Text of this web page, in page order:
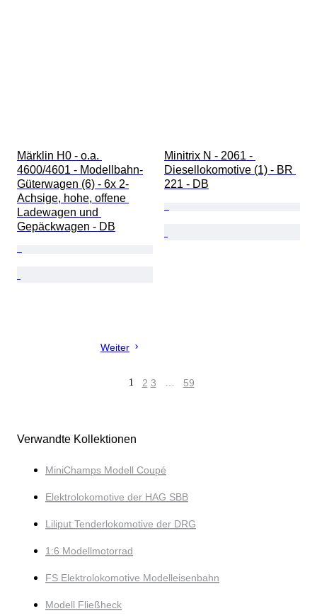
Märklin H0 - o.a.
4600/4601 - Modellbahn-
Güterwagen (6) - 6x 2-
Achsige, hohe, offene
Ladewagen und
Gepäckwagen - DB
Minitrix N - 2061 -
Diesellokomotive (1) - BR
221 - DB
Weiter
1 2 3 … 59
Verwandte Kollektionen
MiniChamps Modell Coupé
Elektrolokomotive der HAG SBB
Liliput Tenderlokomotive der DRG
1:6 Modellmotorrad
FS Elektrolokomotive Modelleisenbahn
Modell Fließheck